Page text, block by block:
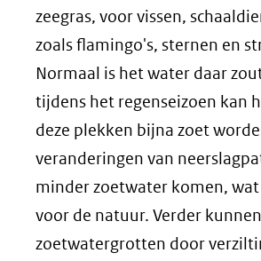
zeegras, voor vissen,
zoals flamingo's, sternen en
Normaal is het water daar
tijdens het regenseizoen kan
deze plekken bijna zoet
veranderingen van
minder zoetwater komen,
voor de natuur. Verder kunnen
zoetwatergrotten door